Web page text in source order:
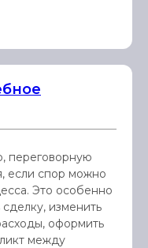
переговорную
если спор можно
Это особенно
изменить
оформить
между